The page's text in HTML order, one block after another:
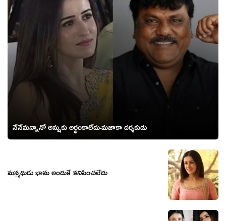
నేనేమ‌న్నానో అన్షుకు అర్థంకాలేదు-మ‌జాకా ద‌ర్శ‌కుడు
మన్మథుడు భామ అందుకే కనిపించలేదు